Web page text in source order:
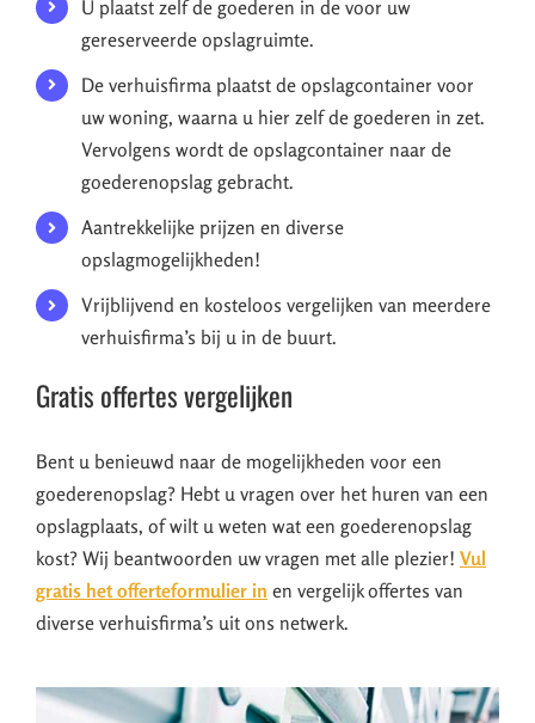
U plaatst zelf de goederen in de voor uw
gereserveerde opslagruimte.
De verhuisfirma plaatst de opslagcontainer voor
uw woning, waarna u hier zelf de goederen in zet.
Vervolgens wordt de opslagcontainer naar de
goederenopslag gebracht.
Aantrekkelijke prijzen en diverse
opslagmogelijkheden!
Vrijblijvend en kosteloos vergelijken van meerdere
verhuisfirma’s bij u in de buurt.
Gratis offertes vergelijken
Bent u benieuwd naar de mogelijkheden voor een
goederenopslag? Hebt u vragen over het huren van een
opslagplaats, of wilt u weten wat een goederenopslag
kost? Wij beantwoorden uw vragen met alle plezier! Vul
gratis het offerteformulier in en vergelijk offertes van
diverse verhuisfirma’s uit ons netwerk.